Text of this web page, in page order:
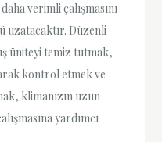
verimli çalışmasını
uzatacaktır. Düzenli
üniteyi temiz tutmak,
kontrol etmek ve
klimanızın uzun
yardımcı